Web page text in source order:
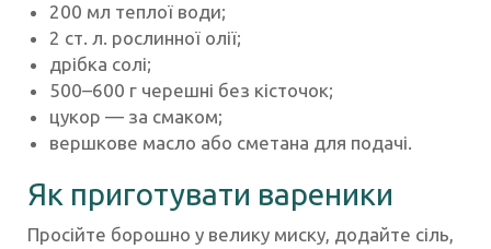
200 мл теплої води;
2 ст. л. рослинної олії;
дрібка солі;
500–600 г черешні без кісточок;
цукор — за смаком;
вершкове масло або сметана для подачі.
Як приготувати вареники
Просійте борошно у велику миску, додайте сіль,